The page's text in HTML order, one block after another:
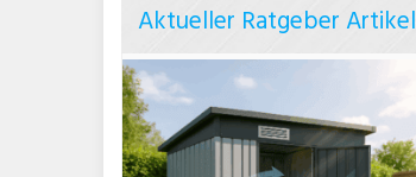
Aktueller Ratgeber Artikel